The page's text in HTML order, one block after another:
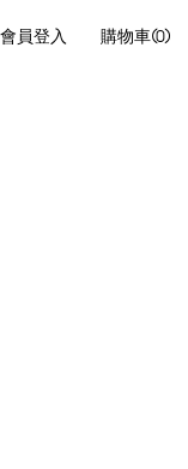
會員登入 購物車(0)